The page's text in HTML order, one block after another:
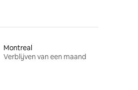
Montreal
Verblijven van een maand